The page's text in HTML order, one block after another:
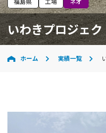
いわきプロジェ
ホーム 実績一覧